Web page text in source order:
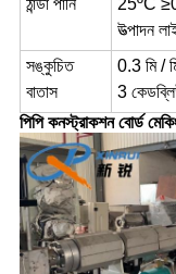
ঠান্ডা পানি
25ºC
উত্পাদন
সঙ্কুচিত
বাতাস
0.3 মি /
3
পিপি কনস্ট্রাকশন বোর্ড